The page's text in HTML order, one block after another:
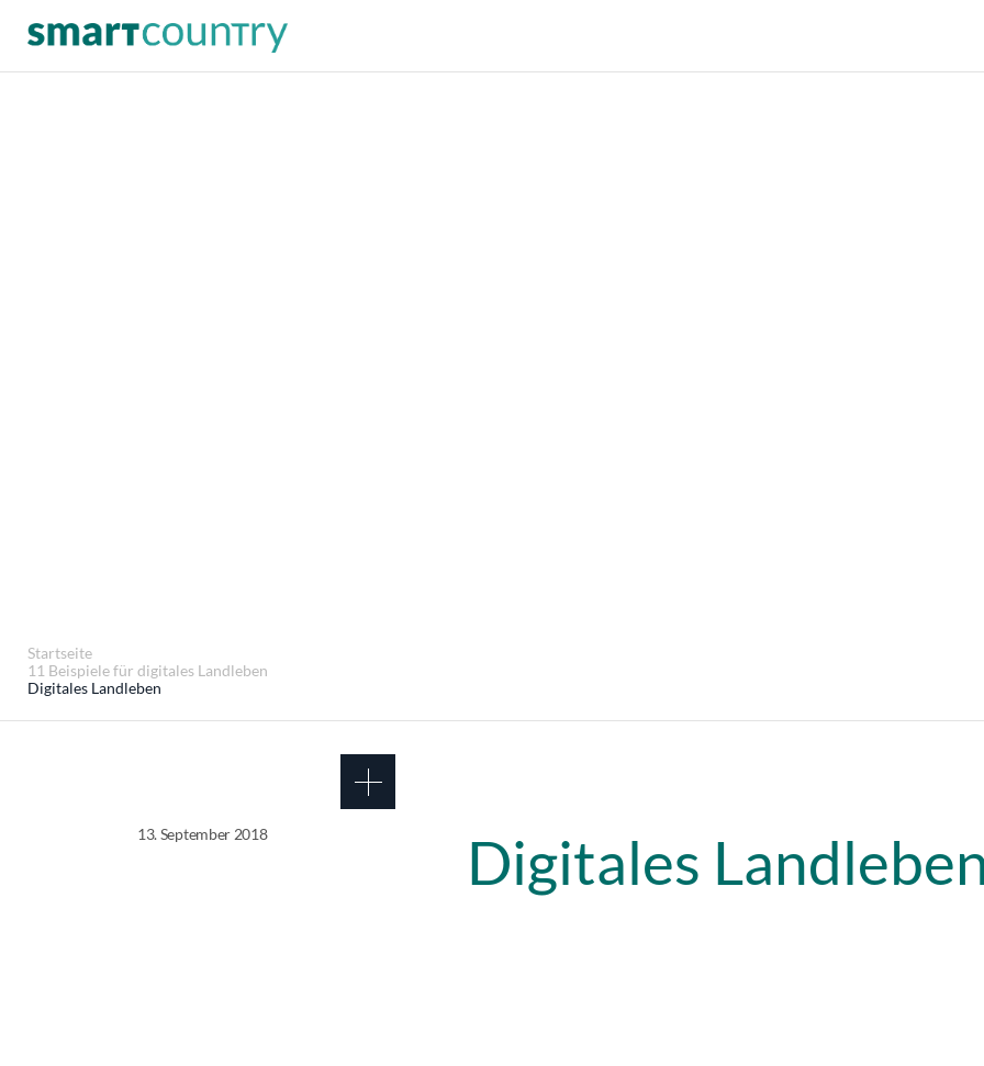
Startseite
11 Beispiele für digitales Landleben
Digitales Landleben
13. September 2018 Digitales